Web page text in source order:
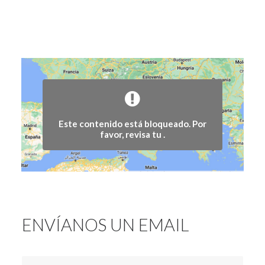
Este contenido está bloqueado. Por
favor, revisa tu .
ENVÍANOS UN EMAIL